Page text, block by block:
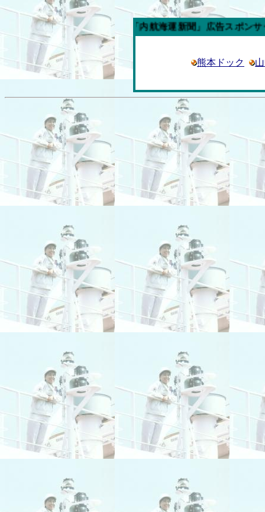
今週の「内航海運新聞」広告スポンサー企業
熊本ドック